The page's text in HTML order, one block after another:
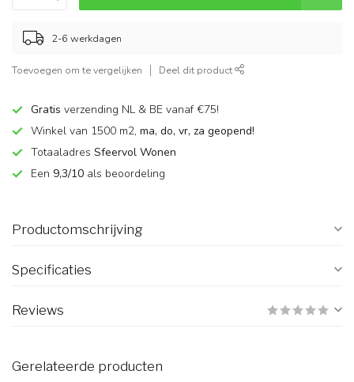
2-6 werkdagen
Toevoegen om te vergelijken Deel dit product
Gratis verzending NL & BE vanaf €75!
Winkel van 1500 m2, ma, do, vr, za geopend!
Totaaladres Sfeervol Wonen
Een 9,3/10 als beoordeling
Productomschrijving
Specificaties
Reviews
Gerelateerde producten